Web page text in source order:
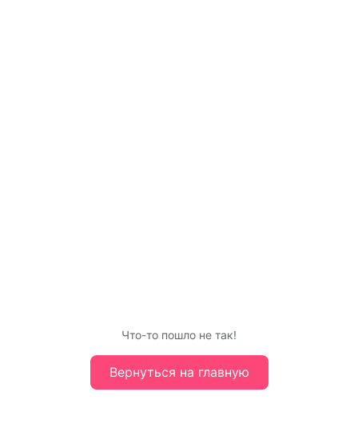
Что-то пошло не так!
Вернуться на главную